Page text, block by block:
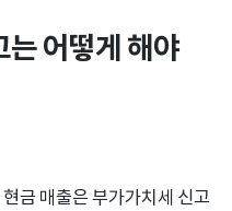
어떻게 해야
금 매출은 부가가치세 신고